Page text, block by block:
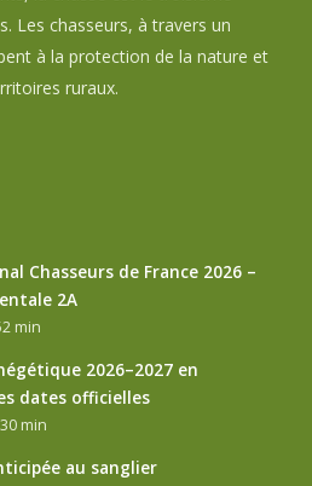
Les chasseurs, à travers un
à la protection de la nature et
ruraux.
Chasseurs de France 2026 –
2A
min
2026–2027 en
dates officielles
min
au sanglier